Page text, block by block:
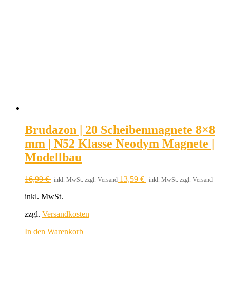
Brudazon | 20 Scheibenmagnete 8×8
mm | N52 Klasse Neodym Magnete |
Modellbau
16,99€ inkl. MwSt. zzgl. Versand 13,59 € inkl. MwSt. zzgl. Versand
inkl. MwSt.
zzgl. Versandkosten
In den Warenkorb